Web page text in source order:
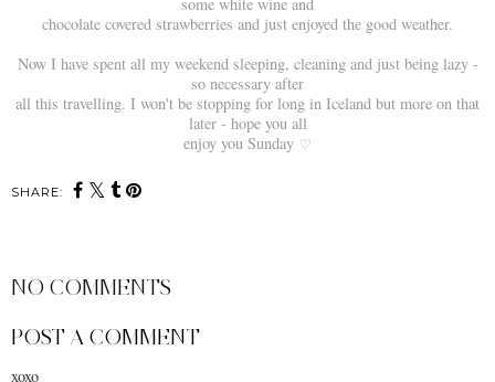
chocolate covered strawberries and just enjoyed the good weather.
Now I have spent all my weekend sleeping, cleaning and just being lazy -
so necessary after
all this travelling. I won't be stopping for long in Iceland but more on that
later - hope you all
enjoy you Sunday ♡
SHARE:
NO COMMENTS
POST A COMMENT
xoxo